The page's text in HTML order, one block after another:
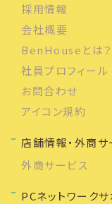
採用情報
会社概要
BenHouseとは？
社員プロフィール
お問合わせ
アイコン規約
店舗情報・外商サ
外商サービス
PCネットワーク